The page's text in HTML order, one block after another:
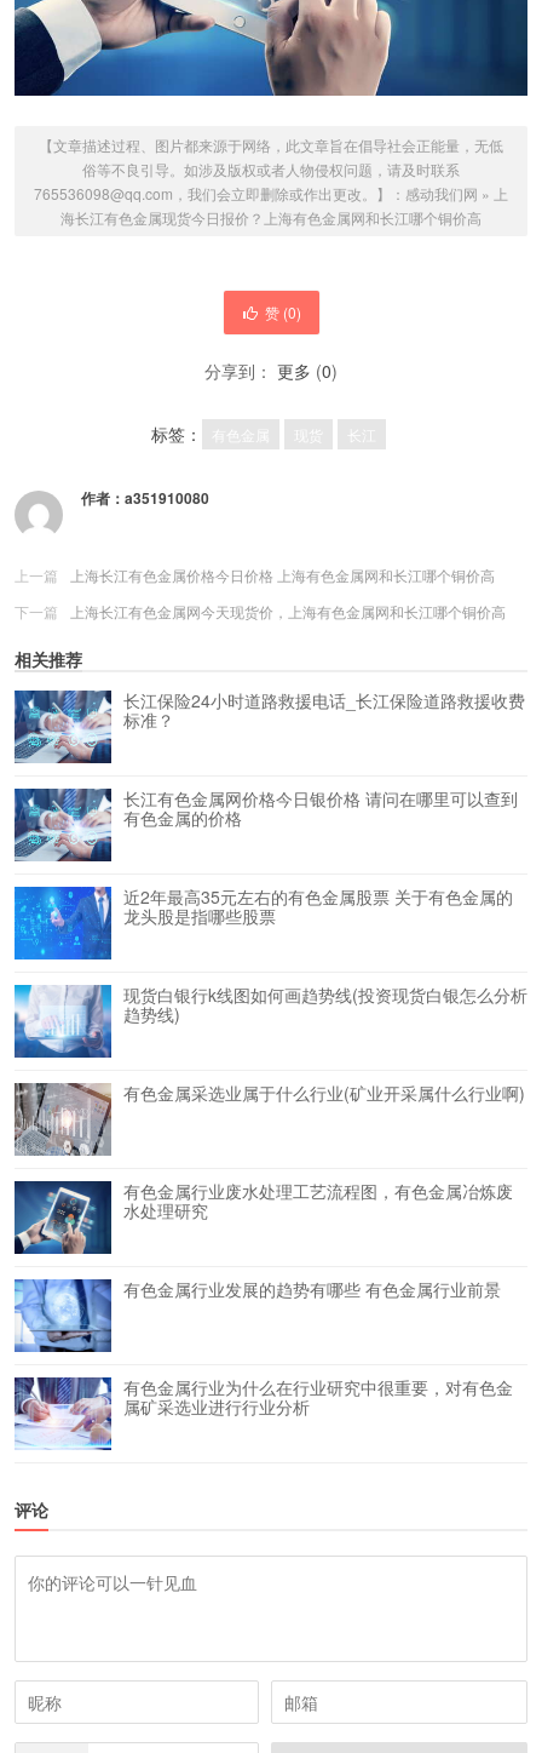
【文章描述过程、图片都来源于网络，此文章旨在倡导社会正能量，无低
俗等不良引导。如涉及版权或者人物侵权问题，请及时联系
765536098@qq.com，我们会立即删除或作出更改。】： 感动我们网 » 上
海长江有色金属现货今日报价？上海有色金属网和长江哪个铜价高
赞 (0)
分享到： 更多 (0)
标签： 有色金属 现货 长江
作者： a351910080
上一篇
上海长江有色金属价格今日价格 上海有色金属网和长江哪个铜价高
下一篇
上海长江有色金属网今天现货价，上海有色金属网和长江哪个铜价高
相关推荐
长江保险24小时道路救援电话_长江保险道路救援收费
标准？
长江有色金属网价格今日银价格 请问在哪里可以查到
有色金属的价格
近2年最高35元左右的有色金属股票 关于有色金属的
龙头股是指哪些股票
现货白银行k线图如何画趋势线(投资现货白银怎么分析
趋势线)
有色金属采选业属于什么行业(矿业开采属什么行业啊)
有色金属行业废水处理工艺流程图，有色金属冶炼废
水处理研究
有色金属行业发展的趋势有哪些 有色金属行业前景
有色金属行业为什么在行业研究中很重要，对有色金
属矿采选业进行行业分析
评论